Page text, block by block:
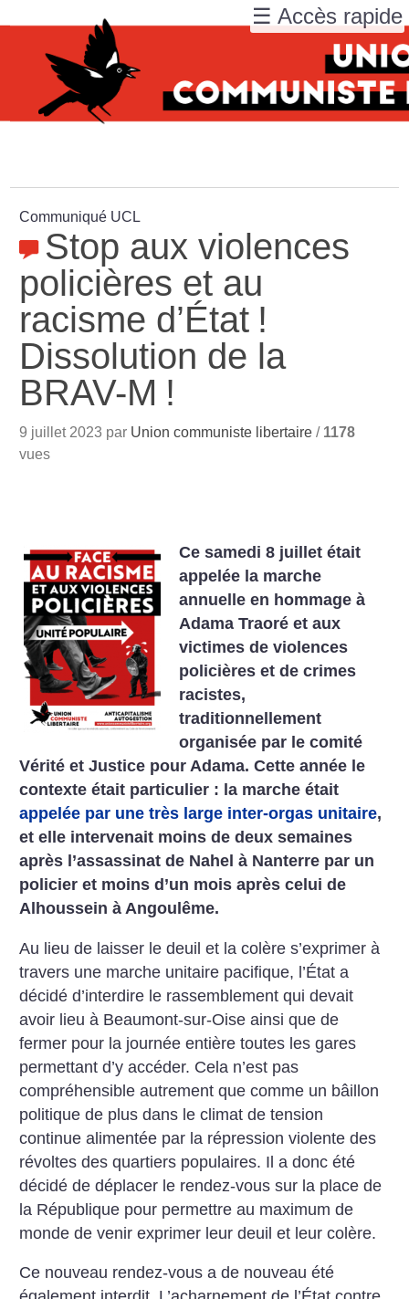
Communiqué UCL
Stop aux violences
policières et au
racisme d’État !
Dissolution de la
BRAV-M !
9 juillet 2023 par Union communiste libertaire / 1178
vues
Ce samedi 8 juillet était
appelée la marche
annuelle en hommage à
Adama Traoré et aux
victimes de violences
policières et de crimes
racistes,
traditionnellement
organisée par le comité
Vérité et Justice pour Adama. Cette année le
contexte était particulier : la marche était
appelée par une très large inter-orgas unitaire,
et elle intervenait moins de deux semaines
après l’assassinat de Nahel à Nanterre par un
policier et moins d’un mois après celui de
Alhoussein à Angoulême.
Au lieu de laisser le deuil et la colère s’exprimer à
travers une marche unitaire pacifique, l’État a
décidé d’interdire le rassemblement qui devait
avoir lieu à Beaumont-sur-Oise ainsi que de
fermer pour la journée entière toutes les gares
permettant d’y accéder. Cela n’est pas
compréhensible autrement que comme un bâillon
politique de plus dans le climat de tension
continue alimentée par la répression violente des
révoltes des quartiers populaires. Il a donc été
décidé de déplacer le rendez-vous sur la place de
la République pour permettre au maximum de
monde de venir exprimer leur deuil et leur colère.
Ce nouveau rendez-vous a de nouveau été
☰ Accès rapide